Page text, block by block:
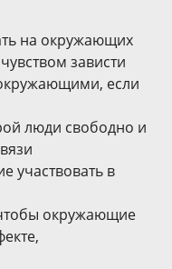
на окружающих
зависти
если
люди свободно и
участвовать в
окружающие